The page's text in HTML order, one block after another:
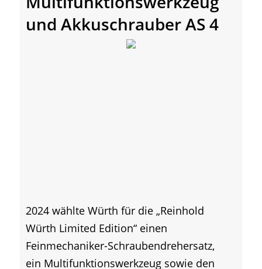
und Akkuschrauber AS 4
2024 wählte Würth für die „Reinhold
Würth Limited Edition“ einen
Feinmechaniker-Schraubendrehersatz,
ein Multifunktionswerkzeug sowie den